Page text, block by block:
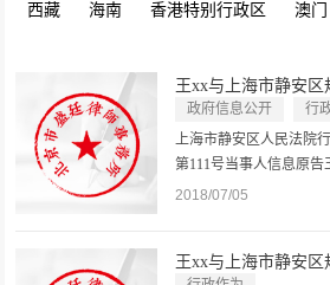
西藏
海南 香港特别行政区 澳门
王xx与上海市静安
政...
政府信息公开
行
上海市静安区人民法院
第111号当事人信息原
代理人赵传学，北京市
告王xx不服被告上海市
2018/07/05
王xx与上海市静安